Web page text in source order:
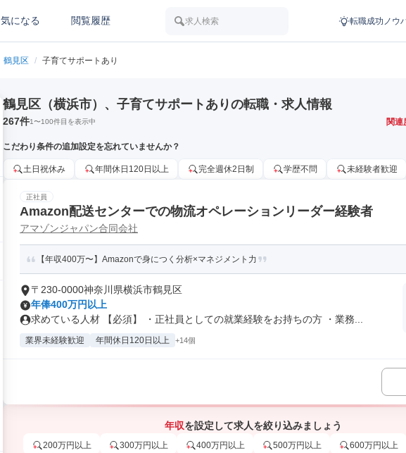
気になる 閲覧履歴 求人検索 転職成功ノウ
鶴見区 / 子育てサポートあり
鶴見区（横浜市）、子育てサポートありの転職・求人情報
267件1〜100件目を表示中 関連
こだわり条件の追加設定を忘れていませんか？
土日祝休み 年間休日120日以上 完全週休2日制 学歴不問 未経験者歓迎
正社員
Amazon配送センターでの物流オペレーションリーダー経験者
アマゾンジャパン合同会社
【年収400万〜】Amazonで身につく分析×マネジメント力
〒230-0000神奈川県横浜市鶴見区
年俸400万円以上
求めている人材 【必須】 ・正社員としての就業経験をお持ちの方 ・業務...
業界未経験歓迎 年間休日120日以上 +14個
年収を設定して求人を絞り込みましょう
200万円以上 300万円以上 400万円以上 500万円以上 600万円以上